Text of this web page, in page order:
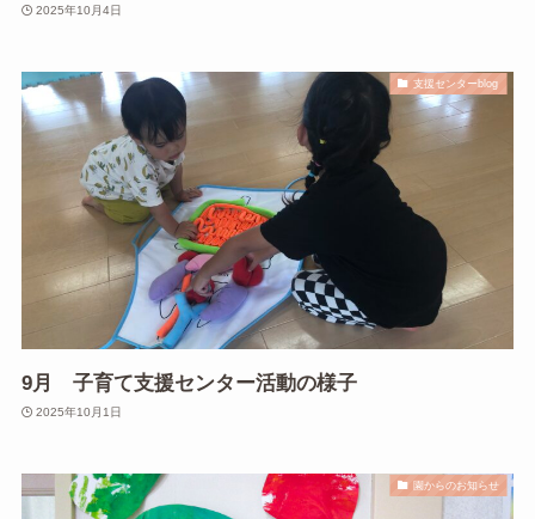
2025年10月4日
支援センターblog
9月 子育て支援センター活動の様子
2025年10月1日
園からのお知らせ